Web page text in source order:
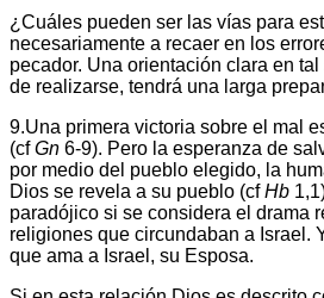
¿Cuáles pueden ser las vías para
necesariamente a recaer en los
pecador. Una orientación clara en
de realizarse, tendrá una larga
9.Una primera victoria sobre el mal
(cfGn 6-9). Pero la esperanza de
por medio del pueblo elegido, la
Dios se revela a su pueblo (cfHb
paradójico si se considera el drama
religiones que circundaban a Israel.
que ama a Israel, su Esposa.